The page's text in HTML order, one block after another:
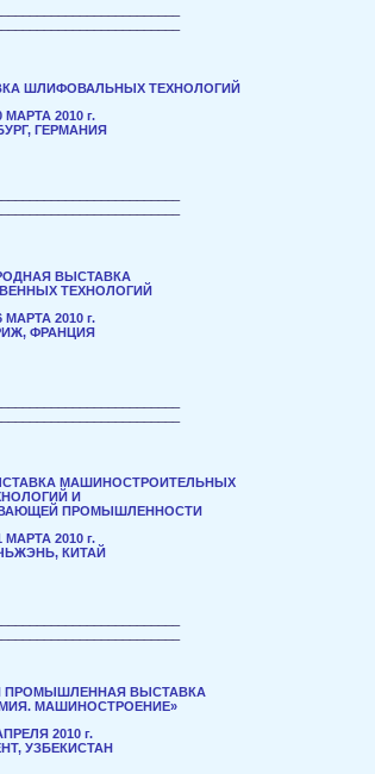
ШЛИФОВАЛЬНЫХ ТЕХНОЛОГИЙ
МАРТА 2010 г.
ГЕРМАНИЯ
ВЫСТАВКА
ТЕХНОЛОГИЙ
МАРТА 2010 г.
ФРАНЦИЯ
МАШИНОСТРОИТЕЛЬНЫХ
И
ПРОМЫШЛЕННОСТИ
МАРТА 2010 г.
КИТАЙ
ПРОМЫШЛЕННАЯ ВЫСТАВКА
МАШИНОСТРОЕНИЕ»
2010 г.
УЗБЕКИСТАН